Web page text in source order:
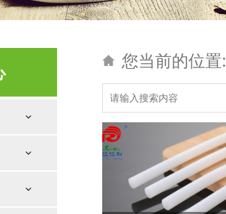
您当前的位置: